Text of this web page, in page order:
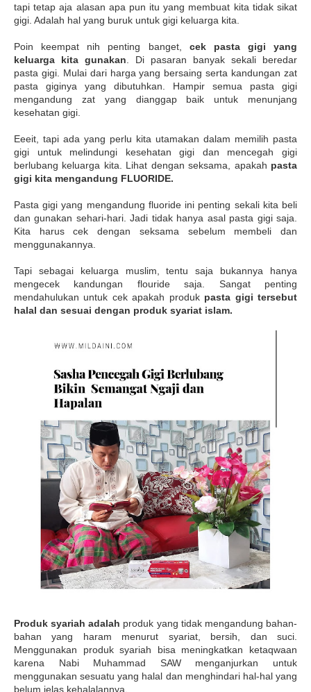
tapi tetap aja alasan apa pun itu yang membuat kita tidak sikat
gigi. Adalah hal yang buruk untuk gigi keluarga kita.
Poin keempat nih penting banget, cek pasta gigi yang
keluarga kita gunakan . Di pasaran banyak sekali beredar
pasta gigi. Mulai dari harga yang bersaing serta kandungan zat
pasta giginya yang dibutuhkan. Hampir semua pasta gigi
mengandung zat yang dianggap baik untuk menunjang
kesehatan gigi.
Eeeit, tapi ada yang perlu kita utamakan dalam memilih pasta
gigi untuk melindungi kesehatan gigi dan mencegah gigi
berlubang keluarga kita. Lihat dengan seksama, apakah pasta
gigi kita mengandung FLUORIDE.
Pasta gigi yang mengandung fluoride ini penting sekali kita beli
dan gunakan sehari-hari. Jadi tidak hanya asal pasta gigi saja.
Kita harus cek dengan seksama sebelum membeli dan
menggunakannya.
Tapi sebagai keluarga muslim, tentu saja bukannya hanya
mengecek kandungan flouride saja. Sangat penting
mendahulukan untuk cek apakah produk pasta gigi tersebut
halal dan sesuai dengan produk syariat islam.
Produk syariah adalah produk yang tidak mengandung bahan-
bahan yang haram menurut syariat, bersih, dan suci.
Menggunakan produk syariah bisa meningkatkan ketaqwaan
karena Nabi Muhammad SAW menganjurkan untuk
menggunakan sesuatu yang halal dan menghindari hal-hal yang
belum jelas kehalalannya.